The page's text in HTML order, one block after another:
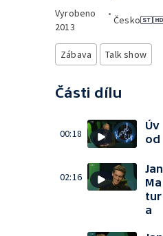
Vyrobeno
2013
•
Česko
Zábava Talk show
Části dílu
00:18
Úv
od
02:16
Jan
Ma
tur
a